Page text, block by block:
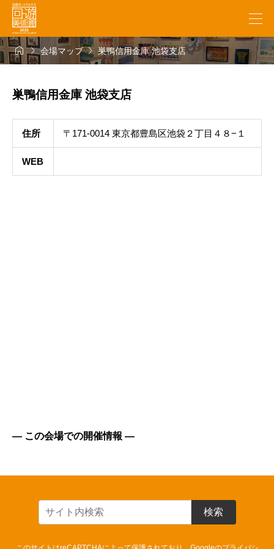
会場マップ 巣鴨信用金庫 池袋支店
巣鴨信用金庫 池袋支店
住所 〒171-0014 東京都豊島区池袋２丁目４８−１
WEB
― この会場での開催情報 ―
検索